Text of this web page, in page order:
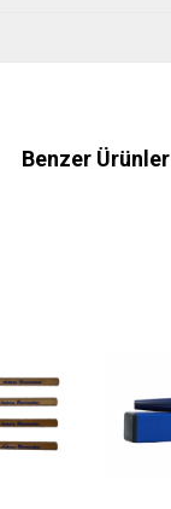
Benzer Ürünler